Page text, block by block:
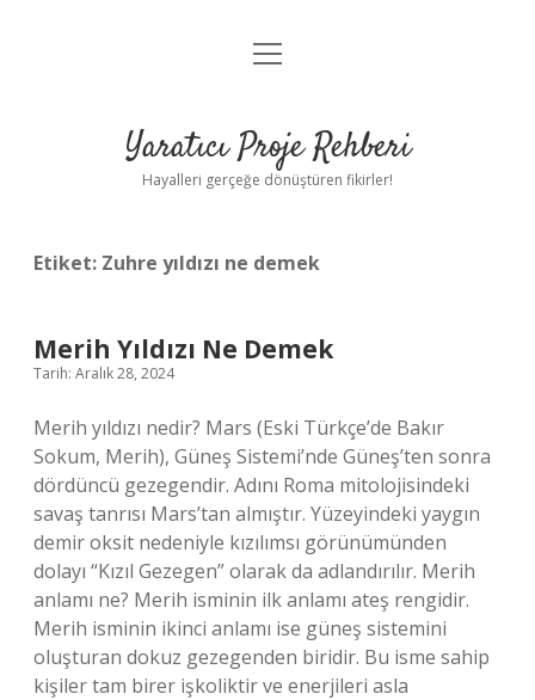
Anasayfa
Yasal Uyarı
menüyü
Yaratıcı Proje Rehberi
Hayalleri gerçeğe dönüştüren fikirler!
Etiket: Zuhre yıldızı ne demek
Merih Yıldızı Ne Demek
Tarih: Aralık 28, 2024
Merih yıldızı nedir? Mars (Eski Türkçe’de Bakır
Sokum, Merih), Güneş Sistemi’nde Güneş’ten sonra
dördüncü gezegendir. Adını Roma mitolojisindeki
savaş tanrısı Mars’tan almıştır. Yüzeyindeki yaygın
demir oksit nedeniyle kızılımsı görünümünden
dolayı “Kızıl Gezegen” olarak da adlandırılır. Merih
anlamı ne? Merih isminin ilk anlamı ateş rengidir.
Merih isminin ikinci anlamı ise güneş sistemini
oluşturan dokuz gezegenden biridir. Bu isme sahip
kişiler tam birer işkoliktir ve enerjileri asla